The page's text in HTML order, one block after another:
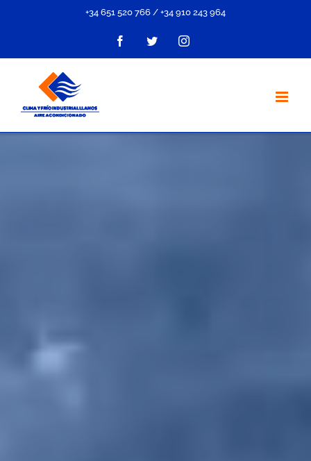
contenido
+34 651 520 766 / +34 910 243 964
FacebookTwitterInstagram